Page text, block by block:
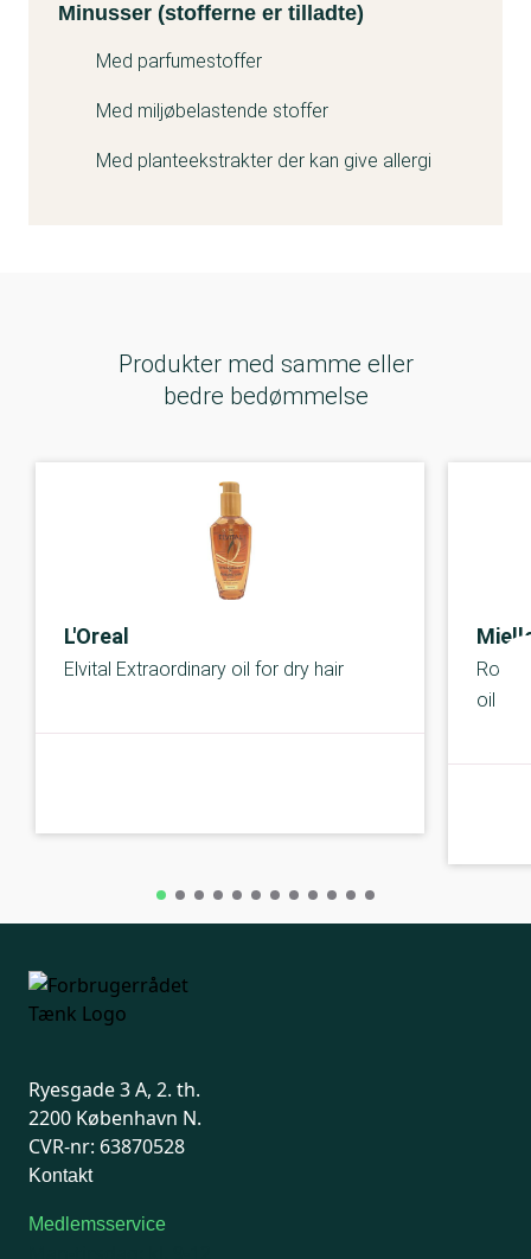
Minusser (stofferne er tilladte)
Med parfumestoffer
Med miljøbelastende stoffer
Med planteekstrakter der kan give allergi
Produkter med samme eller
bedre bedømmelse
L'Oreal
Elvital Extraordinary oil for dry hair
oil
B-kolbe
Ryesgade 3 A, 2. th.
2200 København N.
CVR-nr: 63870528
Kontakt
Medlemsservice